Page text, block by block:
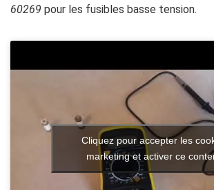
60269 pour les fusibles basse tension.
Cliquez pour accepter les
marketing et activer ce